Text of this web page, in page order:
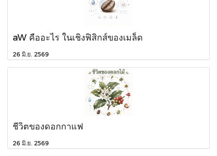
aW คืออะไร ในเชิงฟิสิกส์ของเมล็ด
26 มิ.ย. 2569
ชีวิตของดอกกาแฟ
26 มิ.ย. 2569